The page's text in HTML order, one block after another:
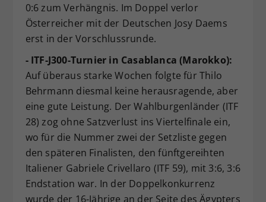
0:6 zum Verhängnis. Im Doppel verlor
Österreicher mit der Deutschen Josy Daems
erst in der Vorschlussrunde.
- ITF-J300-Turnier in Casablanca (Marokko):
Auf überaus starke Wochen folgte für Thilo
Behrmann diesmal keine herausragende, aber
eine gute Leistung. Der Wahlburgenländer (ITF
28) zog ohne Satzverlust ins Viertelfinale ein,
wo für die Nummer zwei der Setzliste gegen
den späteren Finalisten, den fünftgereihten
Italiener Gabriele Crivellaro (ITF 59), mit 3:6, 3:6
Endstation war. In der Doppelkonkurrenz
wurde der 16-Jährige an der Seite des Ägypters